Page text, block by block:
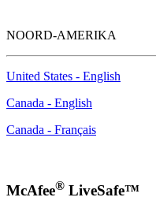
NOORD-AMERIKA
United States - English
Canada - English
Canada - Français
McAfee® LiveSafe™